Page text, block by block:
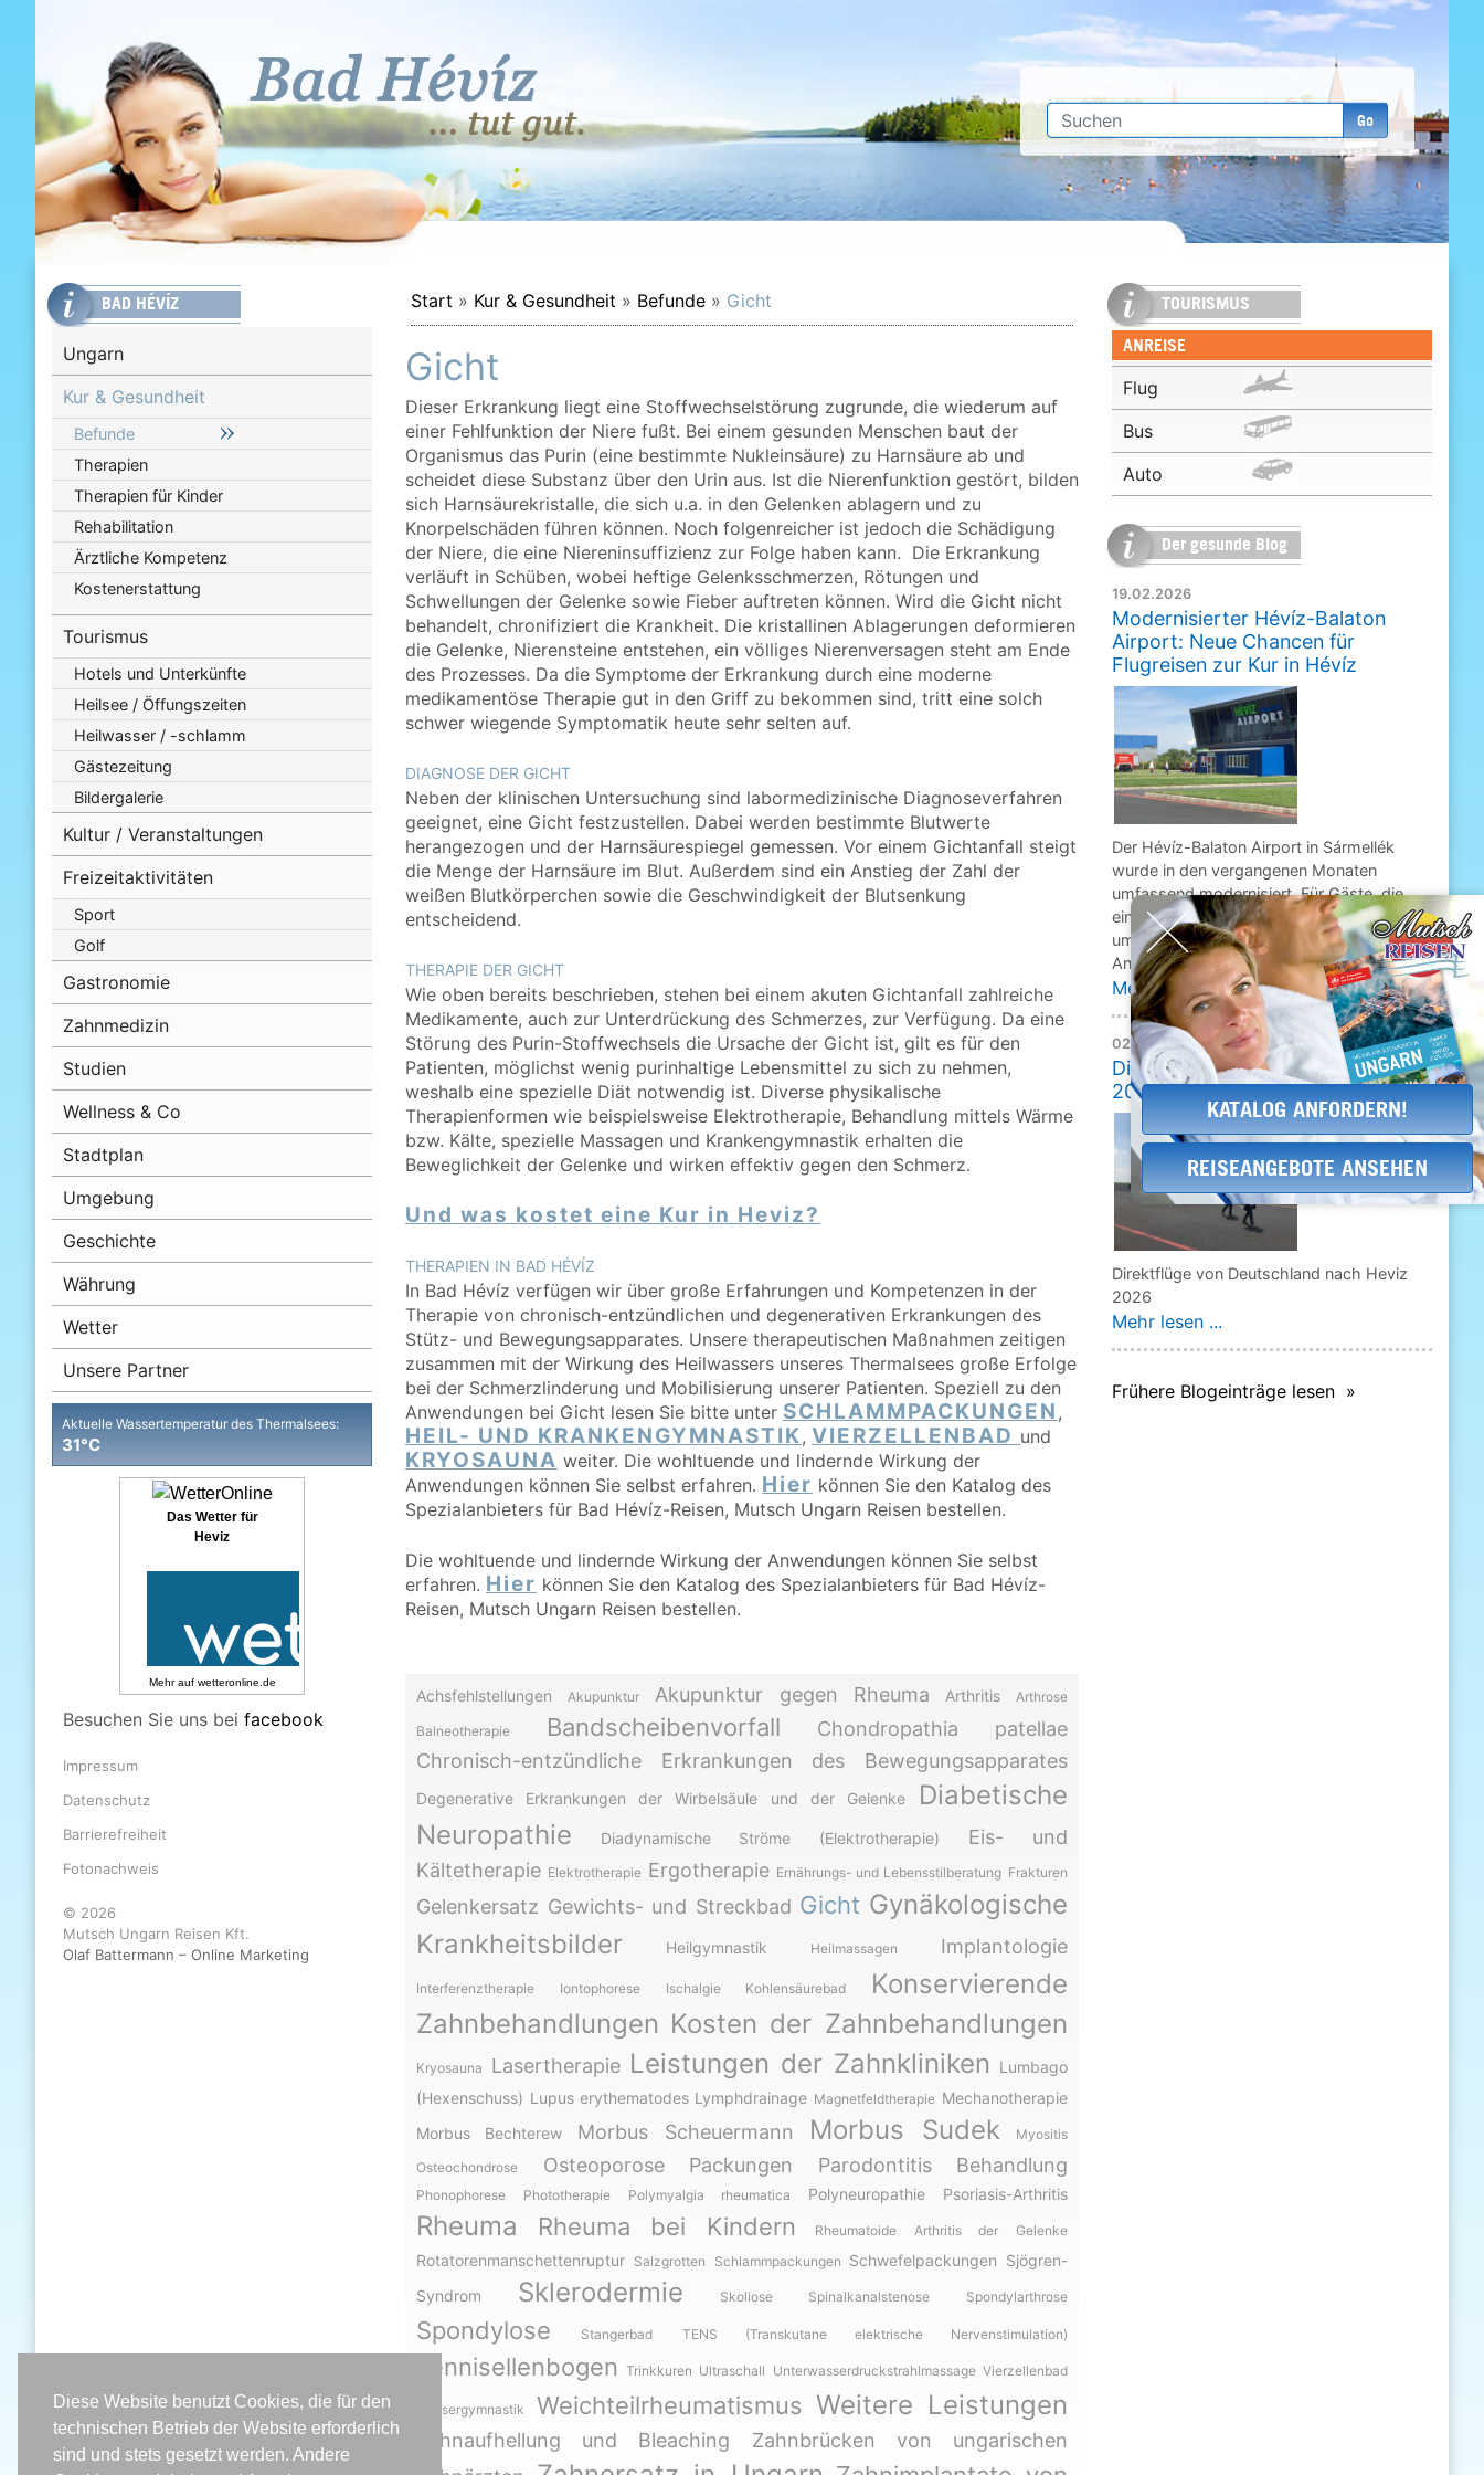
Diese Website benutzt Cookies, die für den
technischen Betrieb der Website erforderlich
sind und stets gesetzt werden. Andere
Go
Start » Kur & Gesundheit » Befunde » Gicht
Gicht
Dieser Erkrankung liegt eine Stoffwechselstörung zugrunde, die wiederum auf
einer Fehlfunktion der Niere fußt. Bei einem gesunden Menschen baut der
Organismus das Purin (eine bestimmte Nukleinsäure) zu Harnsäure ab und
scheidet diese Substanz über den Urin aus. Ist die Nierenfunktion gestört, bilden
sich Harnsäurekristalle, die sich u.a. in den Gelenken ablagern und zu
Knorpelschäden führen können. Noch folgenreicher ist jedoch die Schädigung
der Niere, die eine Niereninsuffizienz zur Folge haben kann. Die Erkrankung
verläuft in Schüben, wobei heftige Gelenksschmerzen, Rötungen und
Schwellungen der Gelenke sowie Fieber auftreten können. Wird die Gicht nicht
behandelt, chronifiziert die Krankheit. Die kristallinen Ablagerungen deformieren
die Gelenke, Nierensteine entstehen, ein völliges Nierenversagen steht am Ende
des Prozesses. Da die Symptome der Erkrankung durch eine moderne
medikamentöse Therapie gut in den Griff zu bekommen sind, tritt eine solch
schwer wiegende Symptomatik heute sehr selten auf.
DIAGNOSE DER GICHT
Neben der klinischen Untersuchung sind labormedizinische Diagnoseverfahren
geeignet, eine Gicht festzustellen. Dabei werden bestimmte Blutwerte
herangezogen und der Harnsäurespiegel gemessen. Vor einem Gichtanfall steigt
die Menge der Harnsäure im Blut. Außerdem sind ein Anstieg der Zahl der
weißen Blutkörperchen sowie die Geschwindigkeit der Blutsenkung
entscheidend.
THERAPIE DER GICHT
Wie oben bereits beschrieben, stehen bei einem akuten Gichtanfall zahlreiche
Medikamente, auch zur Unterdrückung des Schmerzes, zur Verfügung. Da eine
Störung des Purin-Stoffwechsels die Ursache der Gicht ist, gilt es für den
Patienten, möglichst wenig purinhaltige Lebensmittel zu sich zu nehmen,
weshalb eine spezielle Diät notwendig ist. Diverse physikalische
Therapienformen wie beispielsweise Elektrotherapie, Behandlung mittels Wärme
bzw. Kälte, spezielle Massagen und Krankengymnastik erhalten die
Beweglichkeit der Gelenke und wirken effektiv gegen den Schmerz.
Und was kostet eine Kur in Heviz?
THERAPIEN IN BAD HÉVÍZ
In Bad Hévíz verfügen wir über große Erfahrungen und Kompetenzen in der
Therapie von chronisch-entzündlichen und degenerativen Erkrankungen des
Stütz- und Bewegungsapparates. Unsere therapeutischen Maßnahmen zeitigen
zusammen mit der Wirkung des Heilwassers unseres Thermalsees große Erfolge
bei der Schmerzlinderung und Mobilisierung unserer Patienten. Speziell zu den
Anwendungen bei Gicht lesen Sie bitte unter SCHLAMMPACKUNGEN ,
HEIL- UND KRANKENGYMNASTIK, VIERZELLENBAD und
KRYOSAUNA weiter. Die wohltuende und lindernde Wirkung der
Anwendungen können Sie selbst erfahren. Hier können Sie den Katalog des
Spezialanbieters für Bad Hévíz-Reisen, Mutsch Ungarn Reisen bestellen.
Die wohltuende und lindernde Wirkung der Anwendungen können Sie selbst
erfahren. Hier können Sie den Katalog des Spezialanbieters für Bad Hévíz-
Reisen, Mutsch Ungarn Reisen bestellen.
Achsfehlstellungen Akupunktur Akupunktur gegen Rheuma Arthritis Arthrose
Balneotherapie Bandscheibenvorfall
Chondropathia patellae
Chronisch-entzündliche Erkrankungen des Bewegungsapparates
Degenerative Erkrankungen der Wirbelsäule und der Gelenke
Diabetische
Neuropathie
Diadynamische Ströme (Elektrotherapie)
Eis- und
Kältetherapie Elektrotherapie Ergotherapie Ernährungs- und Lebensstilberatung Frakturen
Gelenkersatz Gewichts- und Streckbad Gicht Gynäkologische
Krankheitsbilder
Heilgymnastik Heilmassagen Implantologie
Interferenztherapie Iontophorese Ischalgie Kohlensäurebad
Konservierende
Zahnbehandlungen Kosten der Zahnbehandlungen
Kryosauna Lasertherapie Leistungen der Zahnkliniken
Lumbago
(Hexenschuss) Lupus erythematodes Lymphdrainage Magnetfeldtherapie Mechanotherapie
Morbus Bechterew
Morbus Scheuermann Morbus Sudek
Myositis
Osteochondrose
Osteoporose Packungen Parodontitis Behandlung
Phonophorese Phototherapie Polymyalgia rheumatica Polyneuropathie Psoriasis-Arthritis
Rheuma Rheuma bei Kindern Rheumatoide Arthritis der Gelenke
Rotatorenmanschettenruptur Salzgrotten Schlammpackungen Schwefelpackungen Sjögren-
Syndrom
Sklerodermie Skoliose Spinalkanalstenose Spondylarthrose
Spondylose Stangerbad TENS (Transkutane elektrische Nervenstimulation)
Tennisellenbogen Trinkkuren Ultraschall Unterwasserdruckstrahlmassage Vierzellenbad
Wassergymnastik Weichteilrheumatismus Weitere Leistungen
Zahnaufhellung und Bleaching
Zahnbrücken von ungarischen
TOURISMUS
ANREISE
Flug
Bus
Auto
Der gesunde Blog
19.02.2026
Modernisierter Hévíz-Balaton
Airport: Neue Chancen für
Flugreisen zur Kur in Hévíz
Der Hévíz-Balaton Airport in Sármellék
wurde in den vergangenen Monaten
umfassend modernisiert. Für Gäste, die
einen Kur- oder Gesundheitsurlaub rund
um Hévíz planen, verbessert sich damit die
Anreise per Flug deutlich.
Mehr lesen ...
02.02.2026
Direktflug Deutschland - Hévíz
2026
Direktflüge von Deutschland nach Heviz
2026
Mehr lesen ...
Frühere Blogeinträge lesen »
BAD HÉVÍZ
Ungarn
Kur & Gesundheit
Befunde
Therapien
Therapien für Kinder
Rehabilitation
Ärztliche Kompetenz
Kostenerstattung
Tourismus
Hotels und Unterkünfte
Heilsee / Öffungszeiten
Heilwasser / -schlamm
Gästezeitung
Bildergalerie
Kultur / Veranstaltungen
Freizeitaktivitäten
Sport
Golf
Gastronomie
Zahnmedizin
Studien
Wellness & Co
Stadtplan
Umgebung
Geschichte
Währung
Wetter
Unsere Partner
Aktuelle Wassertemperatur des Thermalsees:
31°C
Das Wetter für
Heviz
Mehr auf wetteronline.de
Besuchen Sie uns bei facebook
Impressum
Datenschutz
Barrierefreiheit
Fotonachweis
© 2026
Mutsch Ungarn Reisen Kft.
Olaf Battermann – Online Marketing
Reisekataloge
KATALOG ANFORDERN!
REISEANGEBOTE ANSEHEN